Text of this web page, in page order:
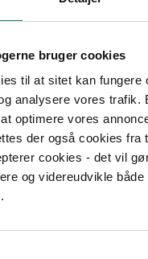
bruger cookies
til at sitet kan fungere
analysere vores trafik.
optimere vores
der også cookies fra
cookies - det vil
og videreudvikle både
arrangementer
tillidsvalgt
regionen og
Kommune